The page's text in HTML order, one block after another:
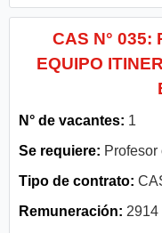
CAS N° 035:
EQUIPO
N° de vacantes: 1
Se requiere: Profesor
Tipo de contrato:
Remuneración: 2914